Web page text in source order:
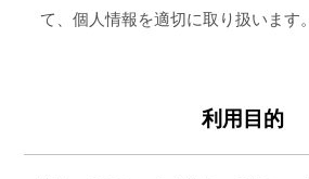
て、個人情報を適切に取り扱います。
利用目的